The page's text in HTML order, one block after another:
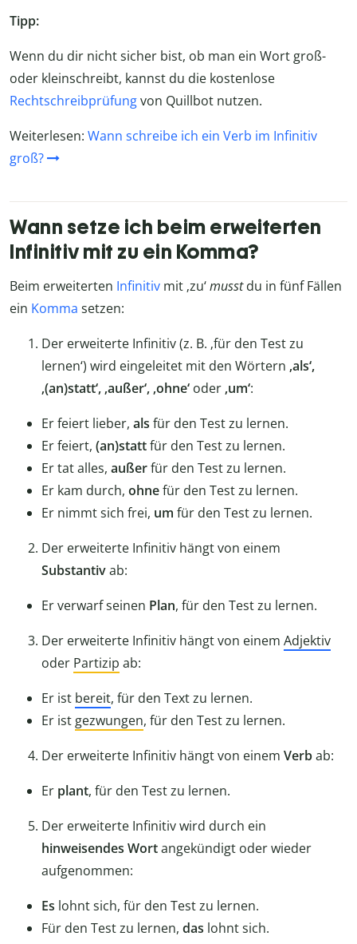
Tipp:
Wenn du dir nicht sicher bist, ob man ein Wort groß-
oder kleinschreibt, kannst du die kostenlose
Rechtschreibprüfungvon Quillbot nutzen.
Weiterlesen: Wann schreibe ich ein Verb im Infinitiv
groß?
Wann setze ich beim erweiterten
Infinitiv mit zu ein Komma?
Beim erweiterten Infinitiv mit ‚zu‘musstdu in fünf Fällen
ein Komma setzen:
Der erweiterte Infinitiv (z. B. ‚für den Test zu
lernen‘) wird eingeleitet mit den Wörtern ‚als‘,
‚(an)statt‘, ‚außer‘, ‚ohne‘ oder ‚um‘:
Er feiert lieber, als für den Test zu lernen.
Er feiert, (an)stattfür den Test zu lernen.
Er tat alles, außerfür den Test zu lernen.
Er kam durch, ohnefür den Test zu lernen.
Er nimmt sich frei, um für den Test zu lernen.
Der erweiterte Infinitiv hängt von einem
Substantivab:
Er verwarf seinen Plan, für den Test zu lernen.
Der erweiterte Infinitiv hängt von einem Adjektiv
oder Partizip ab:
Er ist bereit, für den Text zu lernen.
Er ist gezwungen, für den Test zu lernen.
Der erweiterte Infinitiv hängt von einem Verbab:
Er plant, für den Test zu lernen.
Der erweiterte Infinitiv wird durch ein
hinweisendes Wortangekündigt oder wieder
aufgenommen:
Es lohnt sich, für den Test zu lernen.
Für den Test zu lernen, das lohnt sich.